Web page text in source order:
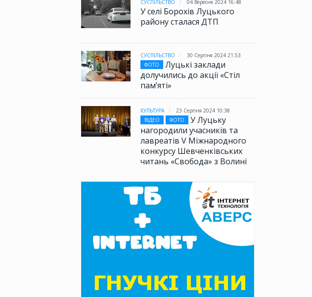
СУСПІЛЬСТВО 04 Вересня 2024 16:48
У селі Борохів Луцького
району сталася ДТП
СУСПІЛЬСТВО
30 Серпня 2024 21:53
ФОТО
Луцькі заклади
долучились до акції «Стіл
памʼяті»
КУЛЬТУРА
23 Серпня 2024 10:38
ВІДЕО
ФОТО
У Луцьку
нагородили учасників та
лавреатів V Міжнародного
конкурсу Шевченківських
читань «Свобода» з Волині